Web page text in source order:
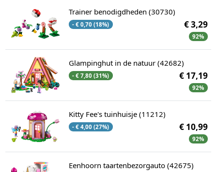
Trainer benodigdheden (30730)
- € 0,70 (18%) € 3,29
92%
Glampinghut in de natuur (42682)
- € 7,80 (31%) € 17,19
92%
Kitty Fee's tuinhuisje (11212)
- € 4,00 (27%) € 10,99
92%
Eenhoorn taartenbezorgauto (42675)